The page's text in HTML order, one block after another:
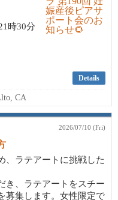
時30分
Details
CA
2026/07/10 (Fri)
、ラテアートに挑戦した
き、ラテアートをスチー
募集します。女性限定で